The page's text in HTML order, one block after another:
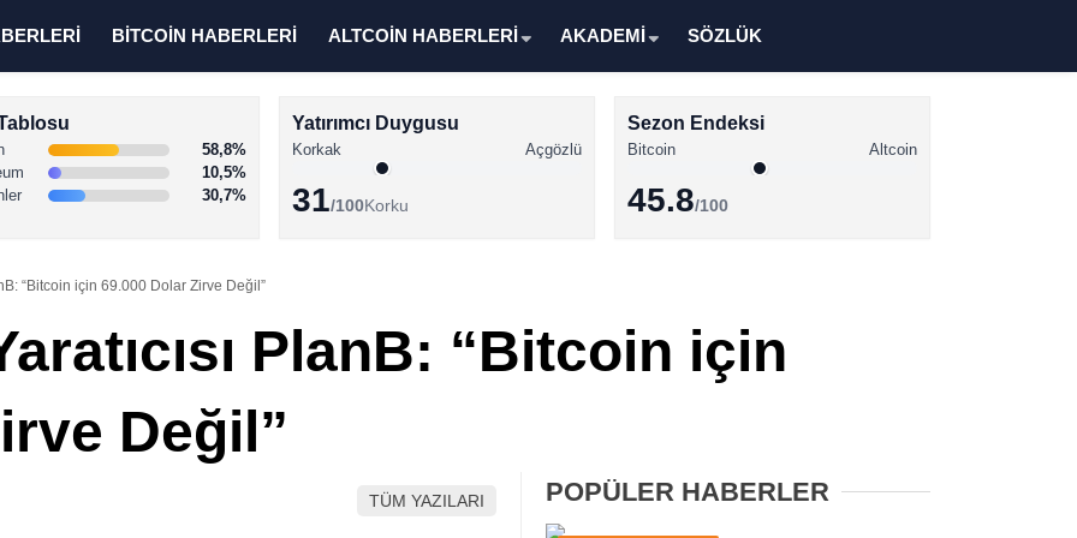
XRP Haberleri
BİTCOİN HABERLERİ ALTCOİN HABERLERİ AKADEMİ SÖZLÜK
58,8%
10,5%
30,7%
Yatırımcı Duygusu
Korkak Açgözlü
31/100Korku
Sezon Endeksi
Bitcoin Altcoin
45.8/100
“Bitcoin için 69.000 Dolar Zirve Değil”
PlanB: “Bitcoin için
Değil”
TÜM YAZILARI POPÜLER HABERLER